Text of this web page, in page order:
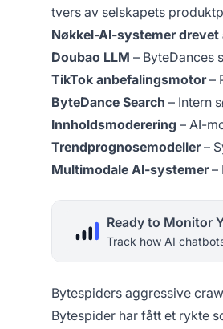
tvers av selskapets
Nøkkel-AI-systemer
Doubao LLM – ByteDances
TikTok anbefalingsmotor–
ByteDance Search – Intern
Innholdsmoderering – AI-
Trendprognosemodeller–
Multimodale AI-systemer–
Ready to Monitor
Track how AI
Bytespiders aggressive
Bytespider har fått et rykte